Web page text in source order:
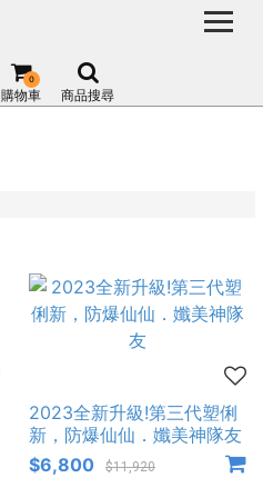
購物車
0
商品搜尋
2023全新升級!第三代塑俐
新，防爆仙仙．孅美神隊友
$6,800
$11,920